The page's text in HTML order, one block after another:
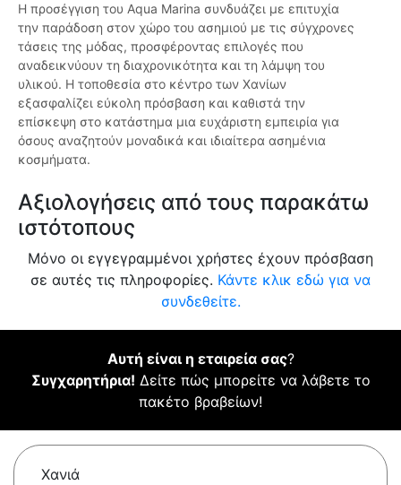
Η προσέγγιση του Aqua Marina συνδυάζει με επιτυχία
την παράδοση στον χώρο του ασημιού με τις σύγχρονες
τάσεις της μόδας, προσφέροντας επιλογές που
αναδεικνύουν τη διαχρονικότητα και τη λάμψη του
υλικού. Η τοποθεσία στο κέντρο των Χανίων
εξασφαλίζει εύκολη πρόσβαση και καθιστά την
επίσκεψη στο κατάστημα μια ευχάριστη εμπειρία για
όσους αναζητούν μοναδικά και ιδιαίτερα ασημένια
κοσμήματα.
Αξιολογήσεις από τους παρακάτω
ιστότοπους
Μόνο οι εγγεγραμμένοι χρήστες έχουν πρόσβαση
σε αυτές τις πληροφορίες. Κάντε κλικ εδώ για να
συνδεθείτε.
Αυτή είναι η εταιρεία σας?
Συγχαρητήρια! Δείτε πώς μπορείτε να λάβετε το
πακέτο βραβείων!
Χανιά